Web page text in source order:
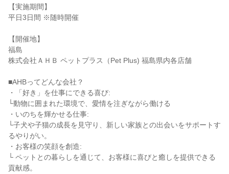
【実施期間】
平日3日間 ※随時開催
【開催地】
福島
株式会社ＡＨＢ ペットプラス（Pet Plus) 福島県内各店舗
■AHBってどんな会社？
・「好き」を仕事にできる喜び:
└動物に囲まれた環境で、愛情を注ぎながら働ける
・いのちを輝かせる仕事:
└子犬や子猫の成長を見守り、新しい家族との出会いをサポートす
るやりがい。
・お客様の笑顔を創造:
└ ペットとの暮らしを通じて、お客様に喜びと癒しを提供できる
貢献感。